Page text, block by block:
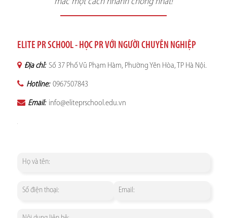
ELITE PR SCHOOL - HỌC PR VỚI NGƯỜI CHUYÊN NGHIỆP
Địa chỉ: Số 37 Phố Vũ Phạm Hàm, Phường Yên Hòa, TP Hà Nội.
Hotline: 0967507843
Email: info@eliteprschool.edu.vn